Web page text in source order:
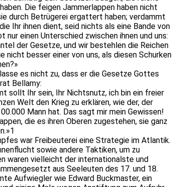
Die feigen Jammerlappen haben nicht
durch Betrügerei ergattert haben; verdammt
Ihr ihnen dient, seid nichts als eine Bande von
einen Unterschied zwischen ihnen und uns:
der Gesetze, und wir bestehlen die Reichen
nicht besser einer von uns, als diesen Schurken
es nicht zu, dass er die Gesetze Gottes
Bellamy:
sollt Ihr sein, Ihr Nichtsnutz, ich bin ein freier
Welt den Krieg zu erklären, wie der, der
Mann hat. Das sagt mir mein Gewissen!
die es ihren Oberen zugestehen, sie ganz
war Freibeuterei eine Strategie im Atlantik.
sowie andere Taktiken, um zu
waren vielleicht der internationalste und
aus Seeleuten des 17. und 18.
Aufwiegler wie Edward Buckmaster, ein